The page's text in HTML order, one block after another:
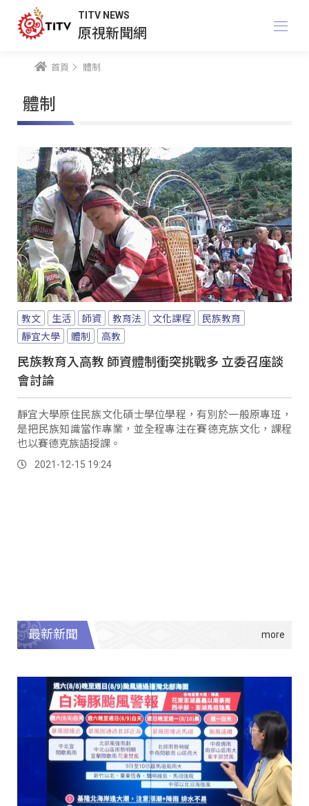
TITV NEWS
原視新聞網
首頁 體制
體制
教文 生活 師資 教育法 文化課程
民族教育
靜宜大學
體制 高教
民族教育入高教 師資體制衝突挑戰多 立委召座談
會討論
靜宜大學原住民族文化碩士學位學程，有別於一般原專班，
是把民族知識當作專業，並全程專注在賽德克族文化，課程
也以賽德克族語授課。
2021-12-15 19:24
最新新聞